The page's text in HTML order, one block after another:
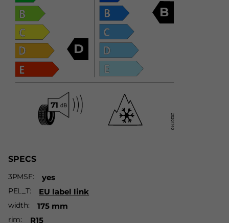
D
B
SPECS
3PMSF yes
PEL_T EU label link
width 175 mm
rim R15